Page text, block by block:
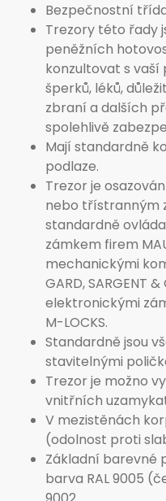
Bezpečnostní
Trezory této řady
peněžních
konzultovat s vaší
šperků, léků,
zbraní a dalších
spolehlivě
Mají standardně
podlaze.
Trezor je
nebo třístranným
standardně
zámkem firem
mechanickými
GARD, SARGENT
elektronickými
M-LOCKS.
Standardně jsou
stavitelnými
Trezor je možno
vnitřních
V mezistěnách
(odolnost proti
Základní barevné
barva RAL 9005